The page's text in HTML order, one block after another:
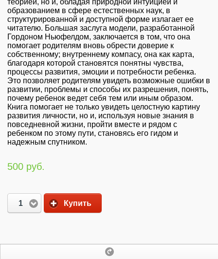
теорией, но и, обладая природной интуицией и
образованием в сфере естественных наук, в
структурированной и доступной форме излагает ее
читателю. Большая заслуга модели, разработанной
Гордоном Ньюфелдом, заключается в том, что она
помогает родителям вновь обрести доверие к
собственному; внутреннему компасу, она как карта,
благодаря которой становятся понятны чувства,
процессы развития, эмоции и потребности ребенка.
Это позволяет родителям увидеть возможные ошибки в
развитии, проблемы и способы их разрешения, понять,
почему ребенок ведет себя тем или иным образом.
Книга помогает не только увидеть целостную картину
развития личности, но и, используя новые знания в
повседневной жизни, пройти вместе и рядом с
ребенком по этому пути, становясь его гидом и
надежным спутником.
500 руб.
1 Купить